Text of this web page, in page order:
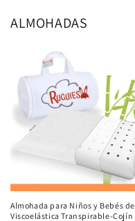
ALMOHADAS
Almohada para Niños y Bebés de
Viscoelástica Transpirable-Cojín